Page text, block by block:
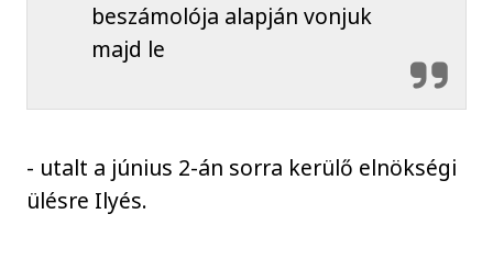
beszámolója alapján vonjuk
majd le
- utalt a június 2-án sorra kerülő elnökségi
ülésre Ilyés.